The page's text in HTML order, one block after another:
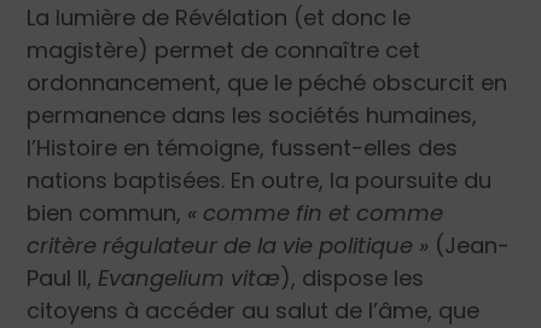
La lumière de Révélation (et donc le
magistère) permet de connaître cet
ordonnancement, que le péché obscurcit en
permanence dans les sociétés humaines,
l’Histoire en témoigne, fussent-elles des
nations baptisées. En outre, la poursuite du
bien commun, « comme fin et comme
critère régulateur de la vie politique » (Jean-
Paul II, Evangelium vitæ), dispose les
citoyens à accéder au salut de l’âme, que